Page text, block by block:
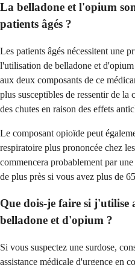
La belladone et l'opium
patients âgés ?
Les patients âgés nécessitent une
l'utilisation de belladone et
aux deux composants de ce
plus susceptibles de ressentir de la
des chutes en raison des effets
Le composant opioïde peut
respiratoire plus prononcée chez
commencera probablement par
de plus près si vous avez plus de
Que dois-je faire si j'utilise
belladone et d'opium ?
Si vous suspectez une surdose,
assistance médicale d'urgence en